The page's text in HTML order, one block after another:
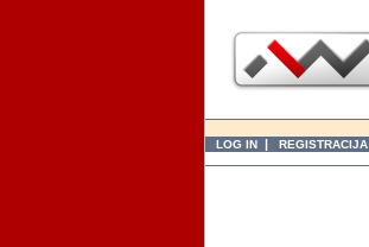
LOG IN | REGISTRACIJA